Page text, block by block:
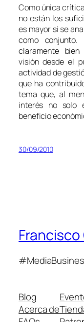
Como única
no están los
es mayor si se
como
claramente
visión desde el
actividad de
que ha
tema que, al
interés no solo
beneficio
30/09/2010
Blog
Acerca de